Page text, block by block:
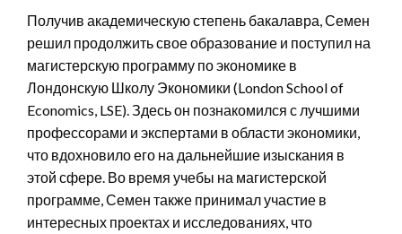
Получив академическую степень бакалавра, Семен
решил продолжить свое образование и поступил на
магистерскую программу по экономике в
Лондонскую Школу Экономики (London School of
Economics, LSE). Здесь он познакомился с лучшими
профессорами и экспертами в области экономики,
что вдохновило его на дальнейшие изыскания в
этой сфере. Во время учебы на магистерской
программе, Семен также принимал участие в
интересных проектах и исследованиях, что